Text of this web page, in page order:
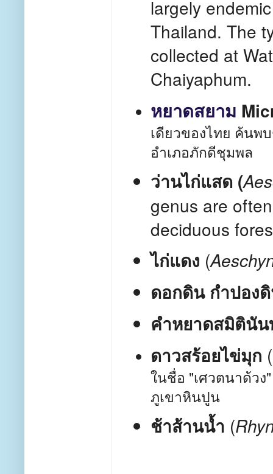
largely
Thailand. The
collected at
Chaiyaphum.
หยาดสยาม
เดียวของไทย ค้นพ
อำเภอภักดีชุมพล
ว่านไก่แสด (
genus are
deciduous
ไก่แดง (
ดอกดิน กำปอง
คำหยาดสมิตินั
ดาวสร้อยไข่มุก (
ในชื่อ "เศวตนาด้ว
ภูเขาหินปูน
ช้าส้านน้ำ (